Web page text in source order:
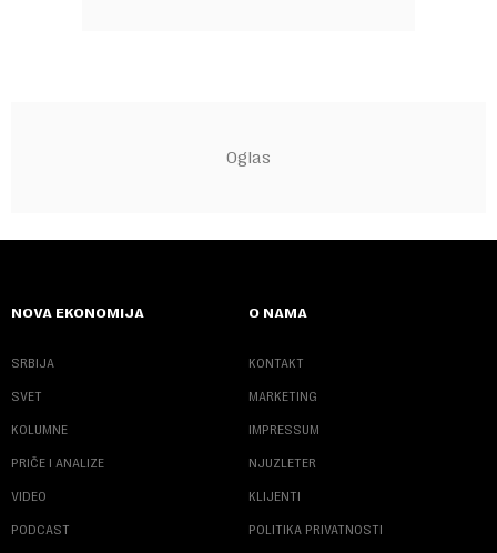
NOVA EKONOMIJA
SRBIJA
SVET
KOLUMNE
PRIČE I ANALIZE
VIDEO
PODCAST
O NAMA
KONTAKT
MARKETING
IMPRESSUM
NJUZLETER
KLIJENTI
POLITIKA PRIVATNOSTI